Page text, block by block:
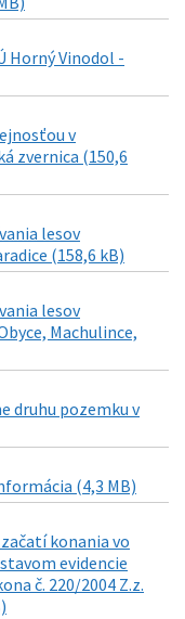
Horný Vinodol -
v
zvernica (150,6
lesov
(158,6 kB)
lesov
Machulince,
druhu pozemku v
(4,3 MB)
začatí konania vo
evidencie
č. 220/2004 Z.z.